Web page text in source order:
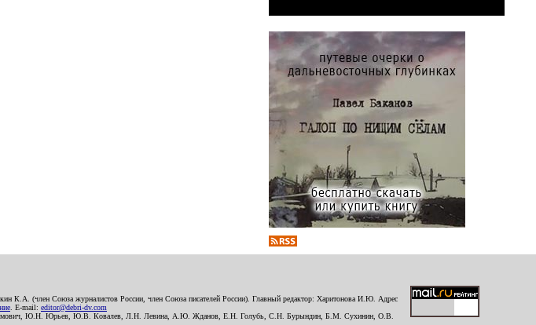
К.А. (член Союза журналистов России, член Союза писателей России). Главный редактор: Харитонова И.Ю. Адрес
. E-mail: editor@debri-dv.com
Мирмович, Ю.Н. Юрьев, Ю.В. Ковалев, Л.Н. Левина, А.Ю. Жданов, Е.Н. Голубь, С.Н. Бурындин, Б.М. Сухинин, О.В.